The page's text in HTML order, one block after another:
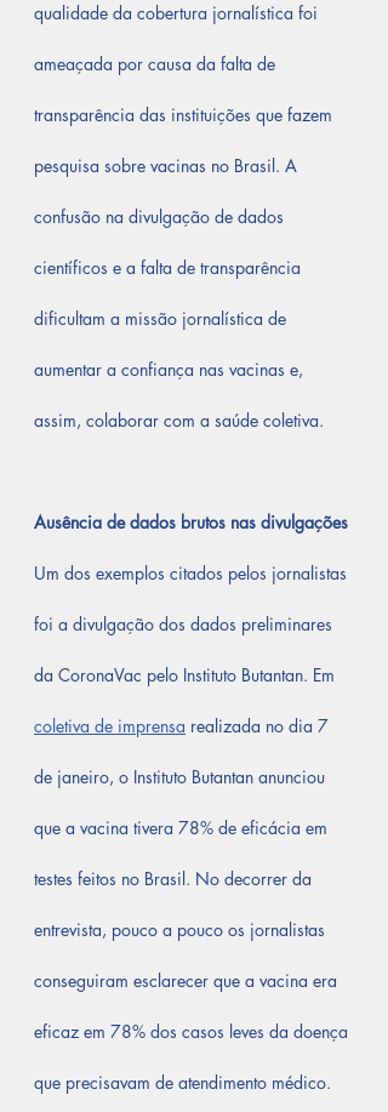
qualidade da cobertura jornalística foi
ameaçada por causa da falta de
transparência das instituições que fazem
pesquisa sobre vacinas no Brasil. A
confusão na divulgação de dados
científicos e a falta de transparência
dificultam a missão jornalística de
aumentar a confiança nas vacinas e,
assim, colaborar com a saúde coletiva.
Ausência de dados brutos nas divulgações
Um dos exemplos citados pelos jornalistas
foi a divulgação dos dados preliminares
da CoronaVac pelo Instituto Butantan. Em
coletiva de imprensa realizada no dia 7
de janeiro, o Instituto Butantan anunciou
que a vacina tivera 78% de eficácia em
testes feitos no Brasil. No decorrer da
entrevista, pouco a pouco os jornalistas
conseguiram esclarecer que a vacina era
eficaz em 78% dos casos leves da doença
que precisavam de atendimento médico.